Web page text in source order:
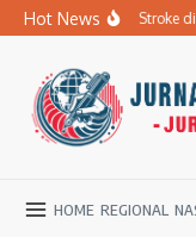
Lewati ke konten
Hot News
Ibu Penderita Stroke di
HOME REGIONAL